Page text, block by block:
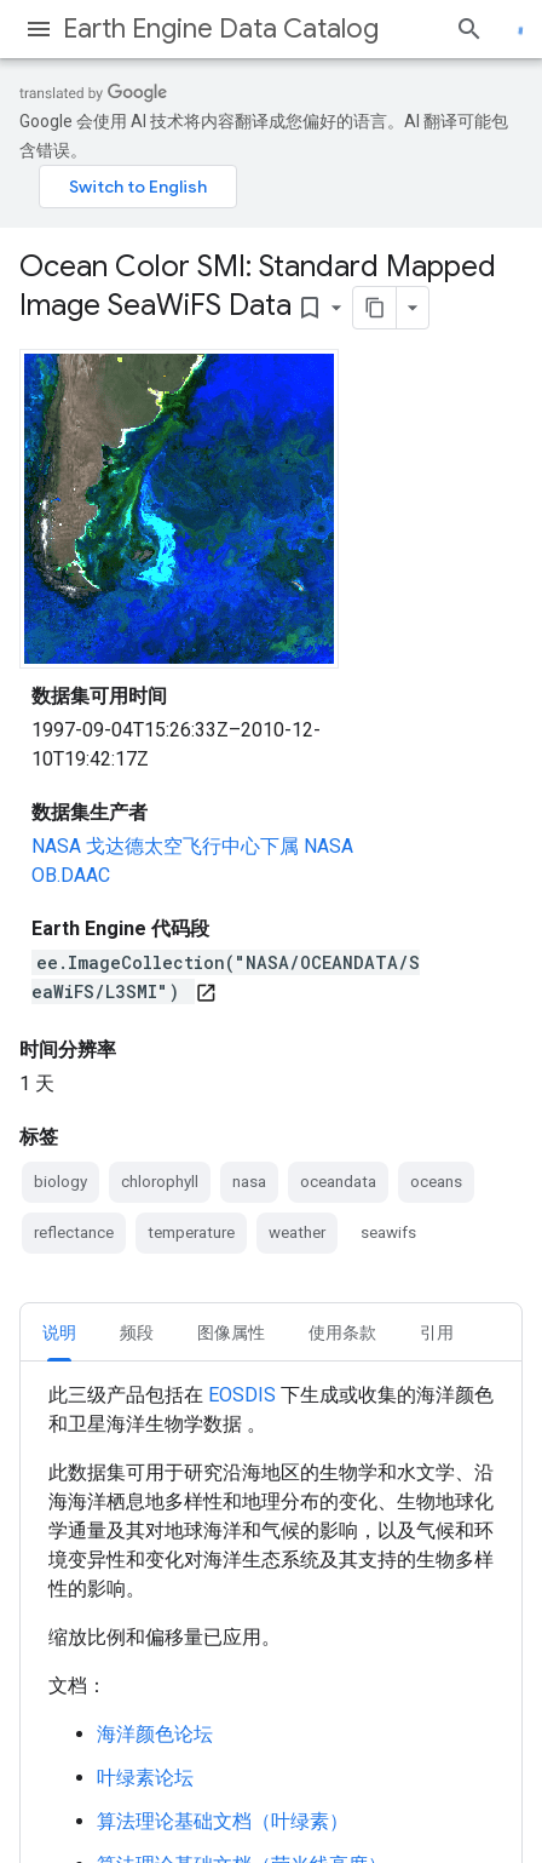
Earth Engine Data Catalog
Google 会使用 AI 技术将内容翻译成您偏好的语言。AI 翻译可能包
含错误。
Ocean Color SMI: Standard Mapped
Image SeaWiFS Data bookmark_border
数据集可用时间
1997-09-04T15:26:33Z–2010-12-
10T19:42:17Z
数据集生产者
NASA 戈达德太空飞行中心下属 NASA
OB.DAAC
Earth Engine 代码段
ee.ImageCollection("NASA/OCEANDATA/S
eaWiFS/L3SMI")
open_in_new
时间分辨率
1 天
标签
biology chlorophyll nasa oceandata oceans
reflectance temperature weather seawifs
说明 频段 图像属性 使用条款 引用
此三级产品包括在 EOSDIS 下生成或收集的海洋颜色
和卫星海洋生物学数据 。
此数据集可用于研究沿海地区的生物学和水文学、沿
海海洋栖息地多样性和地理分布的变化、生物地球化
学通量及其对地球海洋和气候的影响，以及气候和环
境变异性和变化对海洋生态系统及其支持的生物多样
性的影响。
缩放比例和偏移量已应用。
文档：
海洋颜色论坛
叶绿素论坛
算法理论基础文档（叶绿素）